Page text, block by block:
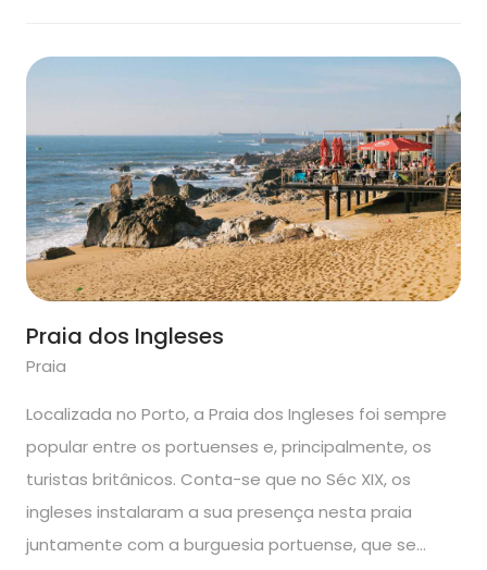
Praia dos Ingleses
Praia
Localizada no Porto, a Praia dos Ingleses foi sempre
popular entre os portuenses e, principalmente, os
turistas britânicos. Conta-se que no Séc XIX, os
ingleses instalaram a sua presença nesta praia
juntamente com a burguesia portuense, que se…